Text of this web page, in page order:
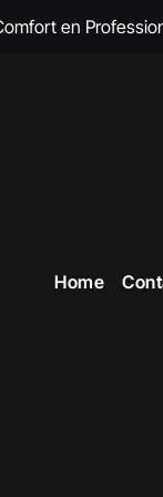
en
Overall Kopen
voor Dames
Veiligheid in Stijl
voor Stijlvolle en
Werkkleding in
Werkkleding:
Home